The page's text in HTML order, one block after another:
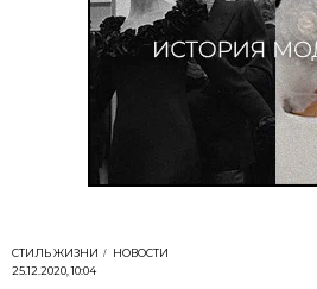
СТИЛЬ ЖИЗНИ
НОВОСТИ
25.12.2020, 10:04